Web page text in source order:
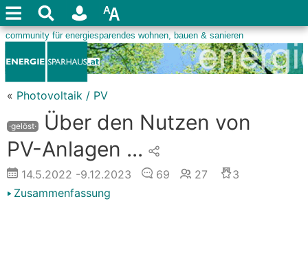
« Photovoltaik / PV
·gelöst·
Über den Nutzen von
PV-Anlagen ...
14.5.2022 -9.12.2023 69 27
3
Zusammenfassung